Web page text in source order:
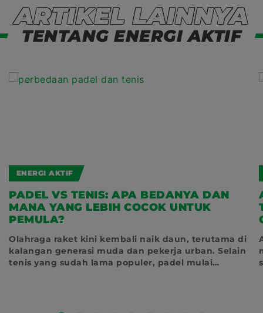
ARTIKEL LAINNYA
TENTANG ENERGI AKTIF
ENERGI AKTIF
PADEL VS TENIS: APA BEDANYA DAN
MANA YANG LEBIH COCOK UNTUK
PEMULA?
Olahraga raket kini kembali naik daun, terutama di
kalangan generasi muda dan pekerja urban. Selain
tenis yang sudah lama populer, padel mulai